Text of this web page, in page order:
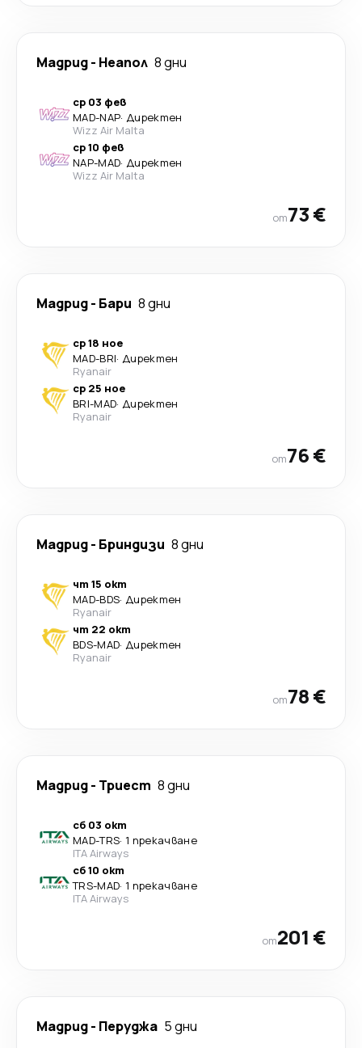
Мадрид- Неапол 8 дни
ср 03 фев
MAD-NAP· Директен
Wizz Air Malta
ср 10 фев
NAP-MAD· Директен
Wizz Air Malta
от73 €
Мадрид- Бари 8 дни
ср 18 ное
MAD-BRI· Директен
Ryanair
ср 25 ное
BRI-MAD· Директен
Ryanair
от76 €
Мадрид- Бриндизи 8 дни
чт 15 окт
MAD-BDS· Директен
Ryanair
чт 22 окт
BDS-MAD· Директен
Ryanair
от78 €
Мадрид- Триест 8 дни
сб 03 окт
MAD-TRS· 1 прекачване
ITA Airways
сб 10 окт
TRS-MAD· 1 прекачване
ITA Airways
от201 €
Мадрид- Перуджа 5 дни